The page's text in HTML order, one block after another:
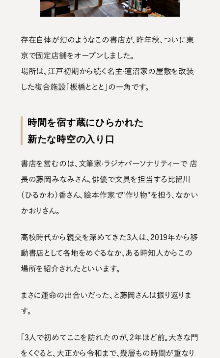
存在自体が幻のようなこの書店が、昨年秋、ついに東
京で固定店舗をオープンしました。
場所は、江戸初期から続く名主·蓮沼家の屋敷を改装
した複合施設「板橋ととと」の一角です。
時間を宿す蔵にひらかれた
新たな時空の入り口
書店を営むのは、文筆家·ラジオパーソナリティーで 店
長の藤岡みなみさん、俳優で文具を担当する比留川
（ひるかわ）香さん、絵本作家で"作り物"を担う、なかい
かおりさん。
高校時代から親交を深めてきた3人は、2019年から移
動書店として各地をめぐるなか、ある時知人からこの
場所を紹介されたといいます。
まさに運命の出合いだった、と藤岡さんは振り返りま
す。
「3人で初めてここを訪れたのが、2年ほど前。大きな門
をくぐると、大正から令和まで、幾層もの時間が重なり